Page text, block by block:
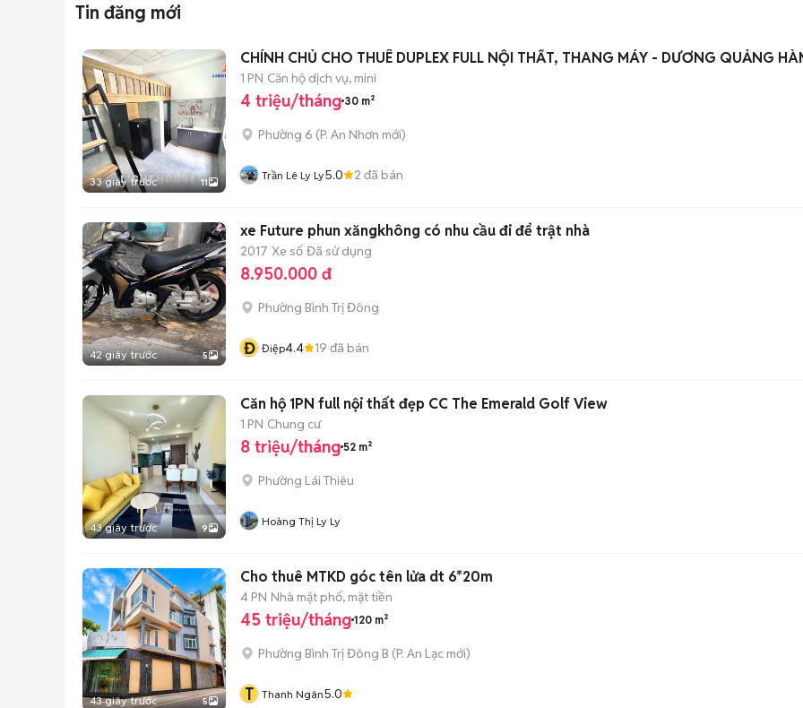
Tin đăng mới
33 giây trước 11
CHÍNH CHỦ CHO THUÊ DUPLEX FULL NỘI THẤT, THANG MÁY - DƯƠNG QUẢNG
1 PN Căn hộ dịch vụ, mini
4 triệu/tháng 30 m²
Phường 6 (P. An Nhơn mới)
Trần Lê Ly Ly5.0 2 đã bán
42 giây trước 5
xe Future phun xăngkhông có nhu cầu đi để trật nhà
2017 Xe số Đã sử dụng
8.950.000 đ
Phường Bình Trị Đông
Đ Điệp4.4 19 đã bán
43 giây trước 9
Căn hộ 1PN full nội thất đẹp CC The Emerald Golf View
1 PN Chung cư
8 triệu/tháng 52 m²
Phường Lái Thiêu
Hoàng Thị Ly Ly
43 giây trước 5
Cho thuê MTKD góc tên lửa dt 6*20m
4 PN Nhà mặt phố, mặt tiền
45 triệu/tháng 120 m²
Phường Bình Trị Đông B (P. An Lạc mới)
T Thanh Ngân5.0